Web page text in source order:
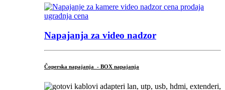
Napajanja za video nadzor
Čoperska napajanja - BOX napajanja